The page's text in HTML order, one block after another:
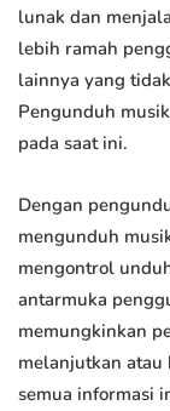
lunak dan
lebih ramah
lainnya yang
Pengunduh
pada saat ini.
Dengan
mengunduh
mengontrol
antarmuka
memungkinkan
melanjutkan atau
semua informasi